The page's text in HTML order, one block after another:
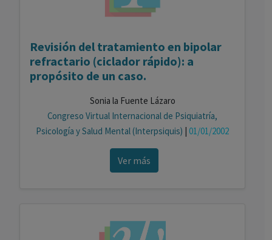
Revisión del tratamiento en bipolar
refractario (ciclador rápido): a
propósito de un caso.
Sonia la Fuente Lázaro
Congreso Virtual Internacional de Psiquiatría,
Psicología y Salud Mental (Interpsiquis) | 01/01/2002
Ver más